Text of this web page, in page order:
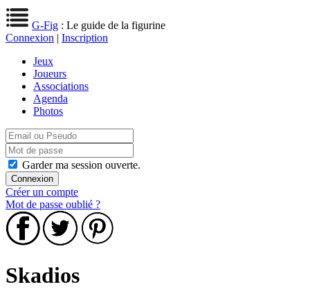
G-Fig : Le guide de la figurine
Connexion | Inscription
Jeux
Joueurs
Associations
Agenda
Photos
Garder ma session ouverte.
Créer un compte
Mot de passe oublié ?
Skadios